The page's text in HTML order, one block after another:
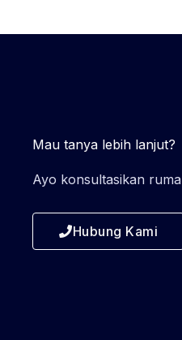
Mau tanya lebih lanjut?
Ayo konsultasikan
Hubung Kami